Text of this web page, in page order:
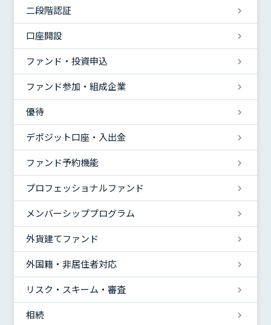
二段階認証
口座開設
ファンド・投資申込
ファンド参加・組成企業
優待
デポジット口座・入出金
ファンド予約機能
プロフェッショナルファンド
メンバーシッププログラム
外貨建てファンド
外国籍・非居住者対応
リスク・スキーム・審査
相続